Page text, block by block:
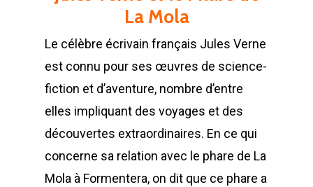
La Mola
Le célèbre écrivain français Jules Verne
est connu pour ses œuvres de science-
fiction et d’aventure, nombre d’entre
elles impliquant des voyages et des
découvertes extraordinaires. En ce qui
concerne sa relation avec le phare de La
Mola à Formentera, on dit que ce phare a